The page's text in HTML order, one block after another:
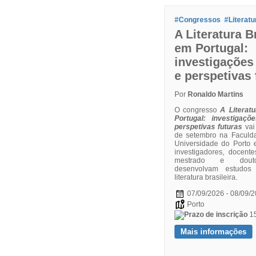
#Congressos
A Literatura
em Portugal:
e perspetivas
Por Ronaldo Martins
O congressoA
Portugal:
perspetivas futuras
de setembro na
Universidade do Porto
investigadores,
mestrado e
desenvolvam
literatura brasileira.
07/09/2026 - 08/09/
Porto
Mais informações